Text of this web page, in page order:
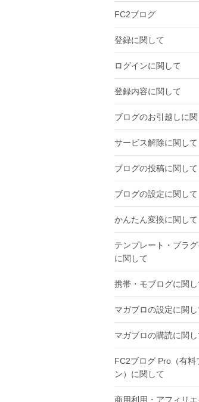
FC2ブログ
登録に関して
ログインに関して
登録内容に関して
ブログのお引越しに関
サービス解除に関して
ブログの投稿に関して
ブログの設定に関して
かんたん変換に関して
テンプレート・プラ
に関して
携帯・モブログに関し
マガブロの設定に関し
マガブロの購読に関し
FC2ブログ Pro（有料
ン）に関して
商用利用・アフィリエ